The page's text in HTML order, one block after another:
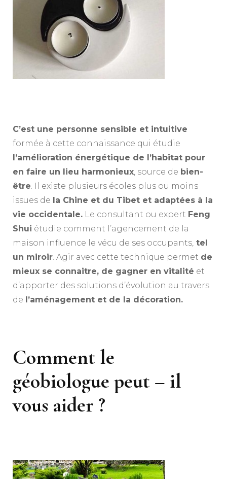
C’est une personne sensible et intuitive
formée à cette connaissance qui étudie
l’amélioration énergétique de l’habitat pour
en faire un lieu harmonieux , source de bien-
être . Il existe plusieurs écoles plus ou moins
issues de la Chine et du Tibet et adaptées à la
vie occidentale. Le consultant ou expert Feng
Shui étudie comment l’agencement de la
maison influence le vécu de ses occupants, tel
un miroir . Agir avec cette technique permet de
mieux se connaitre, de gagner en vitalité et
d’apporter des solutions d’évolution au travers
de l’aménagement et de la décoration.
Comment le
géobiologue peut – il
vous aider ?